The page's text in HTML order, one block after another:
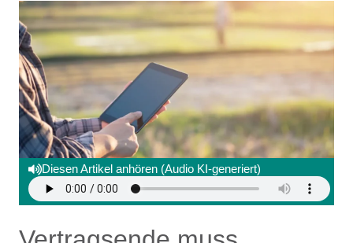
Diesen Artikel anhören (Audio KI-generiert)